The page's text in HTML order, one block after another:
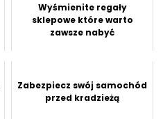
Wyśmienite regały
sklepowe które warto
zawsze nabyć
Zabezpiecz swój samochód
przed kradzieżą